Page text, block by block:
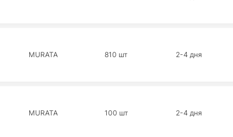
MURATA 810 шт 2-4 дня
MURATA 100 шт 2-4 дня